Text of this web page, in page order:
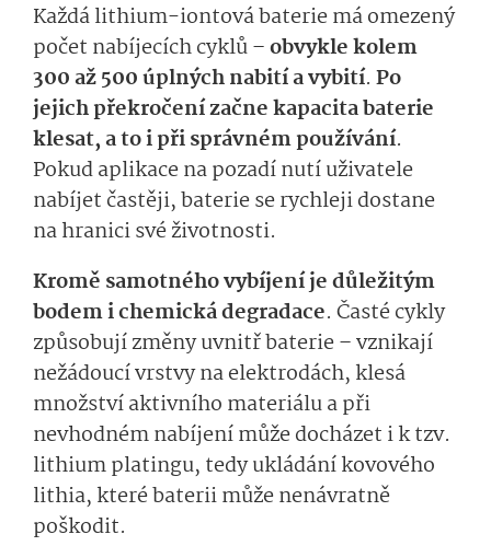
Každá lithium-iontová baterie má omezený
počet nabíjecích cyklů –obvykle kolem
300 až 500 úplných nabití a vybití. Po
jejich překročení začne kapacita baterie
klesat, a to i při správném používání.
Pokud aplikace na pozadí nutí uživatele
nabíjet častěji, baterie se rychleji dostane
na hranici své životnosti.
Kromě samotného vybíjení je důležitým
bodem i chemická degradace. Časté cykly
způsobují změny uvnitř baterie – vznikají
nežádoucí vrstvy na elektrodách, klesá
množství aktivního materiálu a při
nevhodném nabíjení může docházet i k tzv.
lithium platingu, tedy ukládání kovového
lithia, které baterii může nenávratně
poškodit.